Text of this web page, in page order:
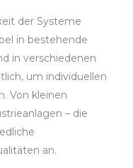
der Systeme
in bestehende
in verschiedenen
um individuellen
Von kleinen
– die
an.